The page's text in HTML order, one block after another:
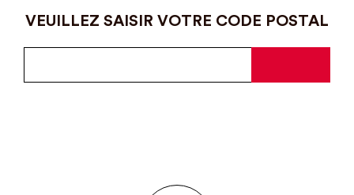
VEUILLEZ SAISIR VOTRE CODE POSTAL